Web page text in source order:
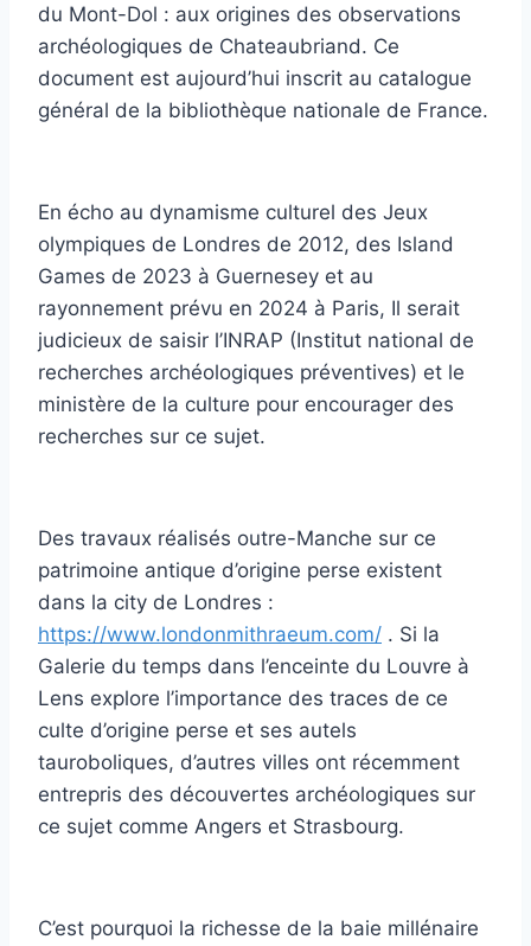
du Mont-Dol : aux origines des observations
archéologiques de Chateaubriand. Ce
document est aujourd’hui inscrit au catalogue
général de la bibliothèque nationale de France.
En écho au dynamisme culturel des Jeux
olympiques de Londres de 2012, des Island
Games de 2023 à Guernesey et au
rayonnement prévu en 2024 à Paris, Il serait
judicieux de saisir l’INRAP (Institut national de
recherches archéologiques préventives) et le
ministère de la culture pour encourager des
recherches sur ce sujet.
Des travaux réalisés outre-Manche sur ce
patrimoine antique d’origine perse existent
dans la city de Londres :
https://www.londonmithraeum.com/ . Si la
Galerie du temps dans l’enceinte du Louvre à
Lens explore l’importance des traces de ce
culte d’origine perse et ses autels
tauroboliques, d’autres villes ont récemment
entrepris des découvertes archéologiques sur
ce sujet comme Angers et Strasbourg.
C’est pourquoi la richesse de la baie millénaire